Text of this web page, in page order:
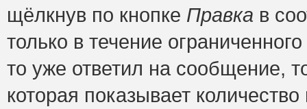
щёлкнув по кнопке Правка в
только в течение
то уже ответил на сообщение,
которая показывает